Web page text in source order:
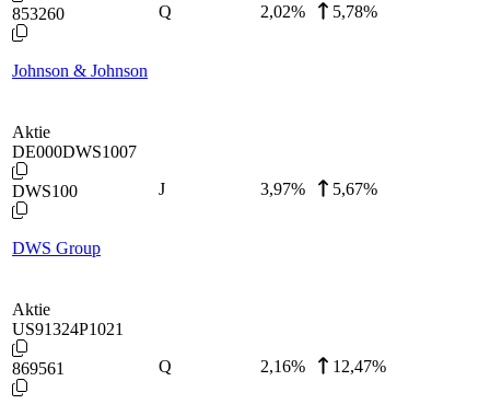
853260
Johnson & Johnson
Q 2,02% 5,78%
Aktie
DE000DWS1007
DWS100
DWS Group
J 3,97% 5,67%
Aktie
US91324P1021
869561 Q 2,16% 12,47%